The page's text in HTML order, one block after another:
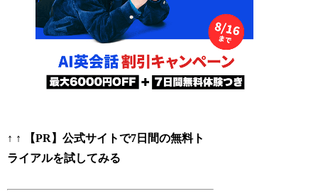
↑ ↑ 【PR】公式サイトで7日間の無料ト
ライアルを試してみる